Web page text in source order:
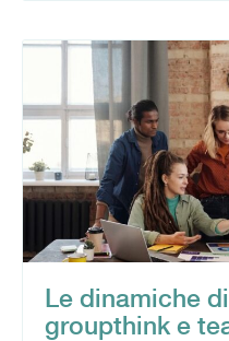
Le dinamiche
groupthink e